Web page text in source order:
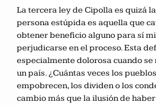
La tercera ley de Cipolla es quizá
persona estúpida es aquella que
obtener beneficio alguno para sí
perjudicarse en el proceso. Esta
especialmente dolorosa cuando
un país. ¿Cuántas veces los
empobrecen, los dividen o los
cambio más que la ilusión de